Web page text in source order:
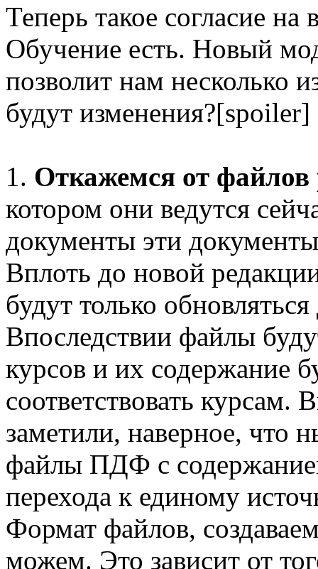
Теперь такое согласие
Обучение есть. Новый
позволит нам несколько
будут изменения?[spoiler]
1. Откажемся от файлов
котором они ведутся
документы эти
Вплоть до новой
будут только
Впоследствии файлы
курсов и их содержание
соответствовать курсам.
заметили, наверное, что
файлы ПДФ с
перехода к единому
Формат файлов,
можем. Это зависит от